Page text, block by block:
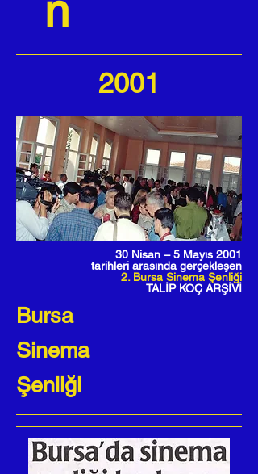
n
2001
30 Nisan – 5 Mayıs 2001
tarihleri arasında gerçekleşen
2. Bursa Sinema Şenliği
TALİP KOÇ ARŞİVİ
Bursa
Sinema
Şenliği